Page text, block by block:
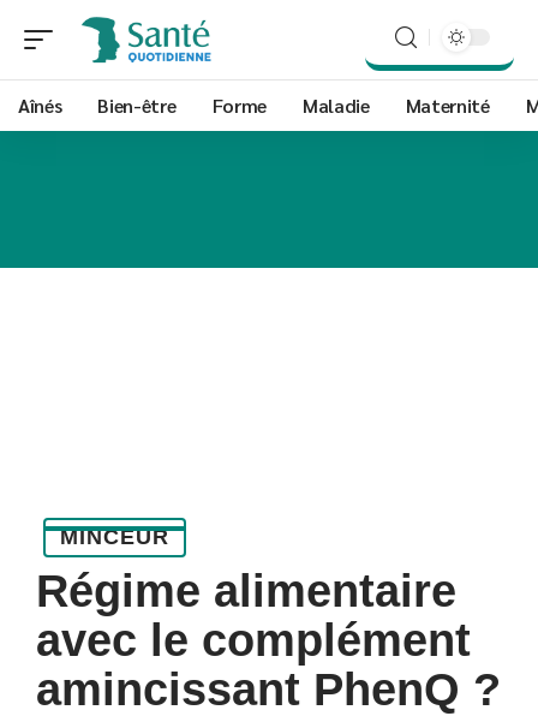
Aînés Bien-être Forme Maladie Maternité
MINCEUR
Régime alimentaire
avec le complément
amincissant PhenQ ?